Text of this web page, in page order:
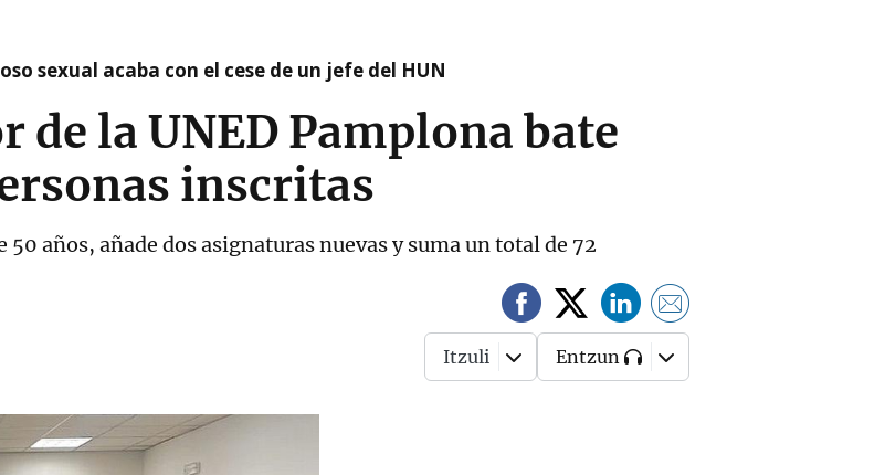
sexual acaba con el cese de un jefe del HUN
de la UNED Pamplona bate
inscritas
años, añade dos asignaturas nuevas y suma un total de 72
Itzuli Entzun